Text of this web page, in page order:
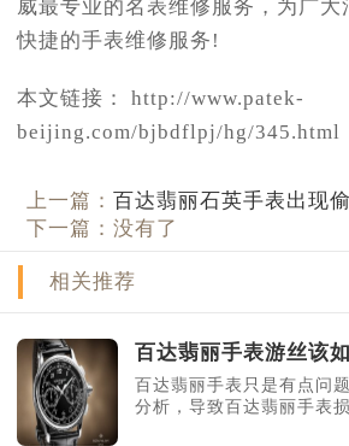
威最专业的名表维修服务，为广大
快捷的手表维修服务!
本文链接： http://www.patek-
beijing.com/bjbdflpj/hg/345.html
上一篇： 百达翡丽石英手表出现
下一篇：没有了
相关推荐
百达翡丽手表游丝该
百达翡丽手表只是有点问
分析，导致百达翡丽手表